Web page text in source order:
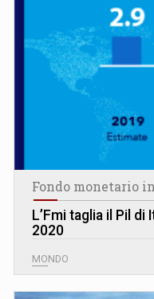
Fondo monetario
L’Fmi taglia il Pil di
2020
MONDO